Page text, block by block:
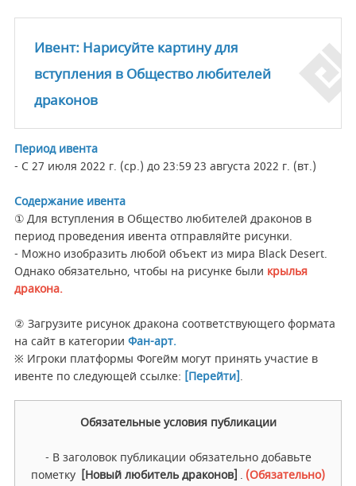
Ивент: Нарисуйте картину для
вступления в Общество любителей
драконов
Период ивента
- С 27 июля 2022 г. (ср.) до 23:59 23 августа 2022 г. (вт.)
Содержание ивента
① Для вступления в Общество любителей драконов в
период проведения ивента отправляйте рисунки.
- Можно изобразить любой объект из мира Black Desert.
Однако обязательно, чтобы на рисунке были крылья
дракона.
② Загрузите рисунок дракона соответствующего формата
на сайт в категории Фан-арт.
※ Игроки платформы Фогейм могут принять участие в
ивенте по следующей ссылке: [Перейти].
Обязательные условия публикации
- В заголовок публикации обязательно добавьте
пометку [Новый любитель драконов] . (Обязательно)